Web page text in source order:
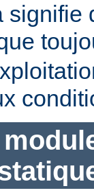
signifie